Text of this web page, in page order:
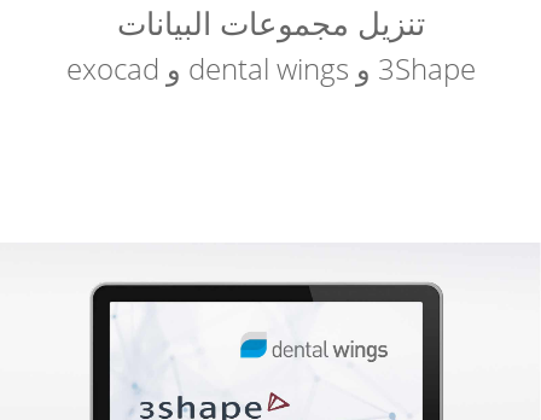
تنزيل مجموعات البيانات
3Shape و dental wings و exocad